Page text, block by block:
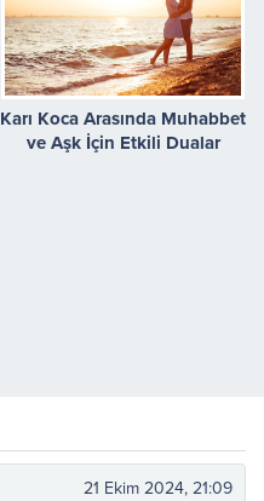
Karı Koca Arasında Muhabbet
ve Aşk İçin Etkili Dualar
21 Ekim 2024, 21:09